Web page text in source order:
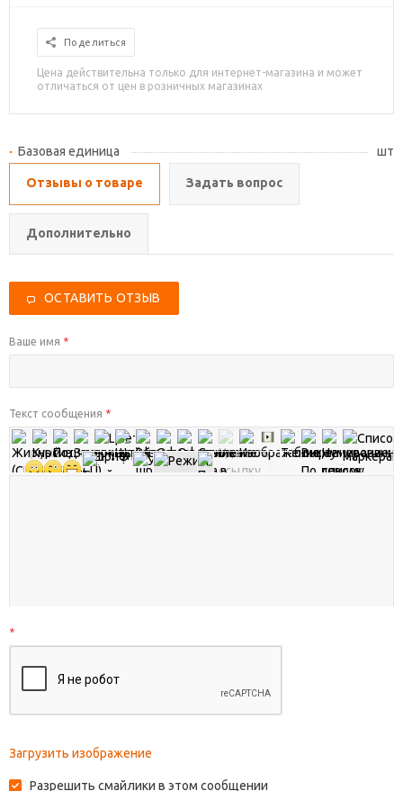
Поделиться
Цена действительна только для интернет-магазина и может
отличаться от цен в розничных магазинах
Базовая единица шт
Отзывы о товаре Задать вопрос
Дополнительно
ОСТАВИТЬ ОТЗЫВ
Ваше имя *
Текст сообщения *
*
Загрузить изображение
Разрешить смайлики в этом сообщении